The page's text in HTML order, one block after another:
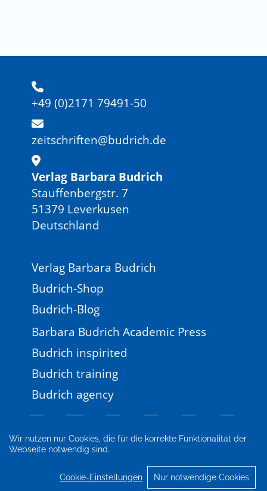
Wir nutzen nur Cookies, die für die korrekte Funktionalität der
Webseite notwendig sind.
Cookie-Einstellungen Nur notwendige Cookies
+49 (0)2171 79491-50
zeitschriften@budrich.de
Verlag Barbara Budrich
Stauffenbergstr. 7
51379 Leverkusen
Deutschland
Verlag Barbara Budrich
Budrich-Shop
Budrich-Blog
Barbara Budrich Academic Press
Budrich inspirited
Budrich training
Budrich agency
Impressum
Datenschutz
Cookie-Einstellungen